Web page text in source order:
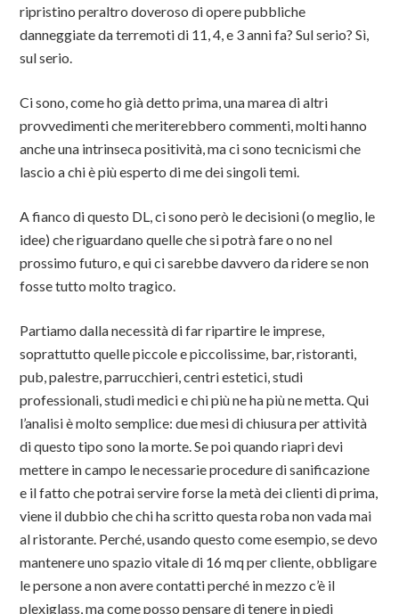
ripristino peraltro doveroso di opere pubbliche
danneggiate da terremoti di 11, 4, e 3 anni fa? Sul serio? Sì,
sul serio.
Ci sono, come ho già detto prima, una marea di altri
provvedimenti che meriterebbero commenti, molti hanno
anche una intrinseca positività, ma ci sono tecnicismi che
lascio a chi è più esperto di me dei singoli temi.
A fianco di questo DL, ci sono però le decisioni (o meglio, le
idee) che riguardano quelle che si potrà fare o no nel
prossimo futuro, e qui ci sarebbe davvero da ridere se non
fosse tutto molto tragico.
Partiamo dalla necessità di far ripartire le imprese,
soprattutto quelle piccole e piccolissime, bar, ristoranti,
pub, palestre, parrucchieri, centri estetici, studi
professionali, studi medici e chi più ne ha più ne metta. Qui
l’analisi è molto semplice: due mesi di chiusura per attività
di questo tipo sono la morte. Se poi quando riapri devi
mettere in campo le necessarie procedure di sanificazione
e il fatto che potrai servire forse la metà dei clienti di prima,
viene il dubbio che chi ha scritto questa roba non vada mai
al ristorante. Perché, usando questo come esempio, se devo
mantenere uno spazio vitale di 16 mq per cliente, obbligare
le persone a non avere contatti perché in mezzo c’è il
plexiglass, ma come posso pensare di tenere in piedi